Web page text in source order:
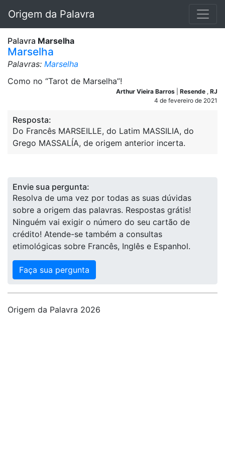
Origem da Palavra
Palavra Marselha
Marselha
Palavras: Marselha
Como no “Tarot de Marselha”!
Arthur Vieira Barros Resende , RJ
4 de fevereiro de 2021
Resposta:
Do Francês MARSEILLE, do Latim MASSILIA, do
Grego MASSALÍA, de origem anterior incerta.
Envie sua pergunta:
Resolva de uma vez por todas as suas dúvidas
sobre a origem das palavras. Respostas grátis!
Ninguém vai exigir o número do seu cartão de
crédito! Atende-se também a consultas
etimológicas sobre Francês, Inglês e Espanhol.
Faça sua pergunta
Origem da Palavra 2026